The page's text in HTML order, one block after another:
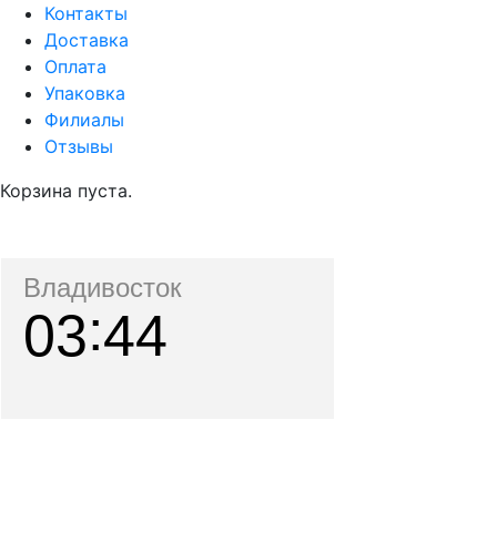
Контакты
Доставка
Оплата
Упаковка
Филиалы
Отзывы
Корзина пуста.
Владивосток
03 44